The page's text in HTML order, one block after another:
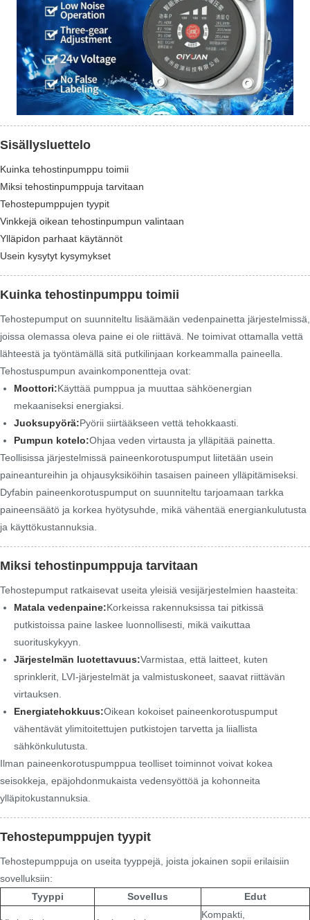
Sisällysluettelo
Kuinka tehostinpumppu toimii
Miksi tehostinpumppuja tarvitaan
Tehostepumppujen tyypit
Vinkkejä oikean tehostinpumpun valintaan
Ylläpidon parhaat käytännöt
Usein kysytyt kysymykset
Kuinka tehostinpumppu toimii
Tehostepumput on suunniteltu lisäämään vedenpainetta järjestelmissä,
joissa olemassa oleva paine ei ole riittävä. Ne toimivat ottamalla vettä
lähteestä ja työntämällä sitä putkilinjaan korkeammalla paineella.
Tehostuspumpun avainkomponentteja ovat:
Moottori:Käyttää pumppua ja muuttaa sähköenergian
mekaaniseksi energiaksi.
Juoksupyörä:Pyörii siirtääkseen vettä tehokkaasti.
Pumpun kotelo:Ohjaa veden virtausta ja ylläpitää painetta.
Teollisissa järjestelmissä paineenkorotuspumput liitetään usein
paineantureihin ja ohjausyksiköihin tasaisen paineen ylläpitämiseksi.
Dyfabin paineenkorotuspumput on suunniteltu tarjoamaan tarkka
paineensäätö ja korkea hyötysuhde, mikä vähentää energiankulutusta
ja käyttökustannuksia.
Miksi tehostinpumppuja tarvitaan
Tehostepumput ratkaisevat useita yleisiä vesijärjestelmien haasteita:
Matala vedenpaine:Korkeissa rakennuksissa tai pitkissä
putkistoissa paine laskee luonnollisesti, mikä vaikuttaa
suorituskykyyn.
Järjestelmän luotettavuus:Varmistaa, että laitteet, kuten
sprinklerit, LVI-järjestelmät ja valmistuskoneet, saavat riittävän
virtauksen.
Energiatehokkuus:Oikean kokoiset paineenkorotuspumput
vähentävät ylimitoitettujen putkistojen tarvetta ja liiallista
sähkönkulutusta.
Ilman paineenkorotuspumppua teolliset toiminnot voivat kokea
seisokkeja, epäjohdonmukaista vedensyöttöä ja kohonneita
ylläpitokustannuksia.
Tehostepumppujen tyypit
Tehostepumppuja on useita tyyppejä, joista jokainen sopii erilaisiin
sovelluksiin:
Tyyppi
Sovellus Edut
Kompakti,